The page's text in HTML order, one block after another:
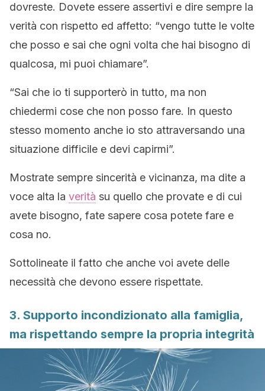
dovreste. Dovete essere assertivi e dire sempre la
verità con rispetto ed affetto: “vengo tutte le volte
che posso e sai che ogni volta che hai bisogno di
qualcosa, mi puoi chiamare”.
“Sai che io ti supporterò in tutto, ma non
chiedermi cose che non posso fare. In questo
stesso momento anche io sto attraversando una
situazione difficile e devi capirmi”.
Mostrate sempre sincerità e vicinanza, ma dite a
voce alta la verità su quello che provate e di cui
avete bisogno, fate sapere cosa potete fare e
cosa no.
Sottolineate il fatto che anche voi avete delle
necessità che devono essere rispettate.
3. Supporto incondizionato alla famiglia,
ma rispettando sempre la propria integrità